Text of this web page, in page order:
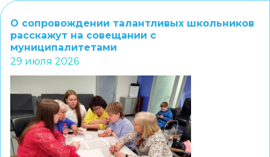
О сопровождении талантливых школьников
расскажут на совещании с
муниципалитетами
29 июля 2026